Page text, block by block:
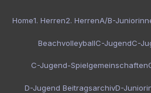
Home1. Herren2. HerrenA/B-
BeachvolleyballC-JugendC-
C-Jugend-Spielgemeinschaften
D-Jugend BeitragsarchivD-